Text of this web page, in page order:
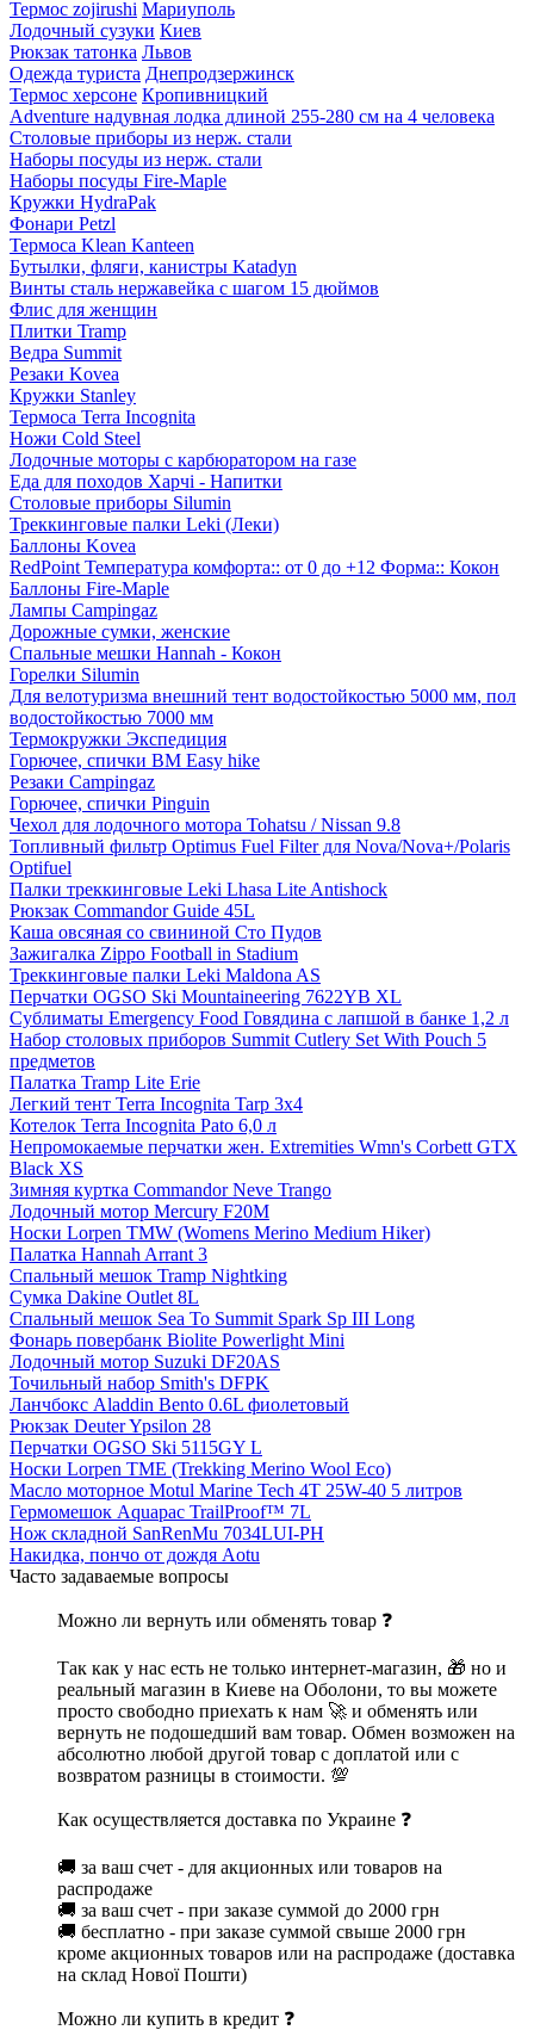
Термос zojirushi Мариуполь
Лодочный сузуки Киев
Рюкзак татонка Львов
Одежда туриста Днепродзержинск
Термос херсоне Кропивницкий
Adventure надувная лодка длиной 255-280 см на 4 человека
Столовые приборы из нерж. стали
Наборы посуды из нерж. стали
Наборы посуды Fire-Maple
Кружки HydraPak
Фонари Petzl
Термоса Klean Kanteen
Бутылки, фляги, канистры Katadyn
Винты сталь нержавейка с шагом 15 дюймов
Флис для женщин
Плитки Tramp
Ведра Summit
Резаки Kovea
Кружки Stanley
Термоса Terra Incognita
Ножи Cold Steel
Лодочные моторы с карбюратором на газе
Еда для походов Харчі - Напитки
Столовые приборы Silumin
Треккинговые палки Leki (Леки)
Баллоны Kovea
RedPoint Температура комфорта:: от 0 до +12 Форма:: Кокон
Баллоны Fire-Maple
Лампы Campingaz
Дорожные сумки, женские
Спальные мешки Hannah - Кокон
Горелки Silumin
Для велотуризма внешний тент водостойкостью 5000 мм, пол
водостойкостью 7000 мм
Термокружки Экспедиция
Горючее, спички BM Easy hike
Резаки Campingaz
Горючее, спички Pinguin
Чехол для лодочного мотора Tohatsu / Nissan 9.8
Топливный фильтр Optimus Fuel Filter для Nova/Nova+/Polaris
Optifuel
Палки треккинговые Leki Lhasa Lite Antishock
Рюкзак Commandor Guide 45L
Каша овсяная со свининой Сто Пудов
Зажигалка Zippo Football in Stadium
Треккинговые палки Leki Maldona AS
Перчатки OGSO Ski Mountaineering 7622YB XL
Сублиматы Emergency Food Говядина с лапшой в банке 1,2 л
Набор столовых приборов Summit Cutlery Set With Pouch 5
предметов
Палатка Tramp Lite Erie
Легкий тент Terra Incognita Tarp 3x4
Котелок Terra Incognita Pato 6,0 л
Непромокаемые перчатки жен. Extremities Wmn's Corbett GTX
Black XS
Зимняя куртка Commandor Neve Trango
Лодочный мотор Mercury F20M
Носки Lorpen TMW (Womens Merino Medium Hiker)
Палатка Hannah Arrant 3
Спальный мешок Tramp Nightking
Сумка Dakine Outlet 8L
Спальный мешок Sea To Summit Spark Sp III Long
Фонарь повербанк Biolite Powerlight Mini
Лодочный мотор Suzuki DF20AS
Точильный набор Smith's DFPK
Ланчбокс Aladdin Bento 0.6L фиолетовый
Рюкзак Deuter Ypsilon 28
Перчатки OGSO Ski 5115GY L
Носки Lorpen TME (Trekking Merino Wool Eco)
Масло моторное Motul Marine Tech 4T 25W-40 5 литров
Гермомешок Aquapac TrailProof™ 7L
Нож складной SanRenMu 7034LUI-PH
Накидка, пончо от дождя Aotu
Часто задаваемые вопросы
Можно ли вернуть или обменять товар ❓
Так как у нас есть не только интернет-магазин, 🎁 но и
реальный магазин в Киеве на Оболони, то вы можете
просто свободно приехать к нам 🚀 и обменять или
вернуть не подошедший вам товар. Обмен возможен на
абсолютно любой другой товар с доплатой или с
возвратом разницы в стоимости. 💯
Как осуществляется доставка по Украине ❓
🚚 за ваш счет - для акционных или товаров на
распродаже
🚚 за ваш счет - при заказе суммой до 2000 грн
🚚 бесплатно - при заказе суммой свыше 2000 грн
кроме акционных товаров или на распродаже (доставка
на склад Нової Пошти)
Можно ли купить в кредит ❓